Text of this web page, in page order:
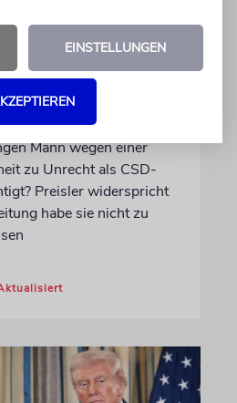
Vorwürfe
Preisler: Nun
FDP-
Mann wegen einer
zu Unrecht als CSD-
Preisler widerspricht
habe sie nicht zu
EINSTELLUNGEN